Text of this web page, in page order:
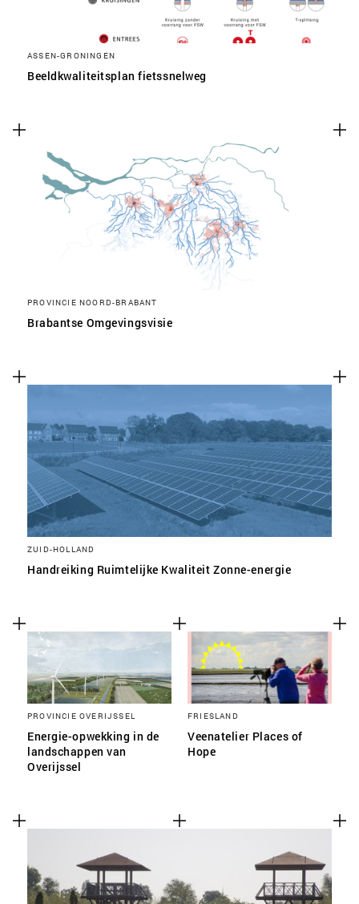
ASSEN-GRONINGEN
Beeldkwaliteitsplan fietssnelweg
PROVINCIE NOORD-BRABANT
Brabantse Omgevingsvisie
ZUID-HOLLAND
Handreiking Ruimtelijke Kwaliteit Zonne-energie
PROVINCIE OVERIJSSEL
Energie-opwekking in de
landschappen van
Overijssel
FRIESLAND
Veenatelier Places of
Hope